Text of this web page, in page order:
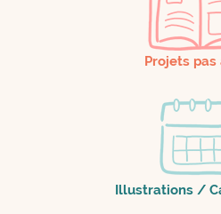
Projets pas
Illustrations /